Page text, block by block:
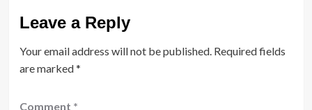
Leave a Reply
Your email address will not be published. Required fields
are marked*
Comment *